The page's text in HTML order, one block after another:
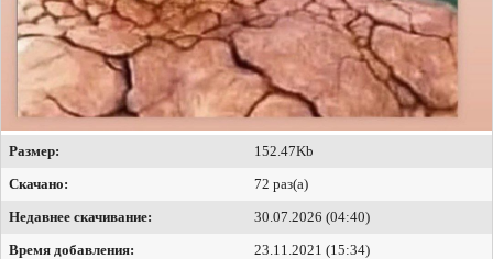
Размер:
152.47Kb
Скачано:
72 раз(а)
Недавнее скачивание:
30.07.2026 (04:40)
Время добавления:
23.11.2021 (15:34)